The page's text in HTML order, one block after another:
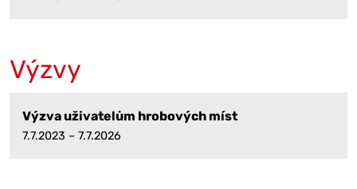
Výzvy
Výzva uživatelům hrobových míst
7.7.2023 – 7.7.2026